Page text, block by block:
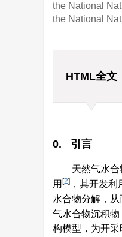
the National
the National
HTML全文
0. 引言
天然气水
用 [2] ，其开发
水合物分解，
气水合物沉积
构模型，为开采